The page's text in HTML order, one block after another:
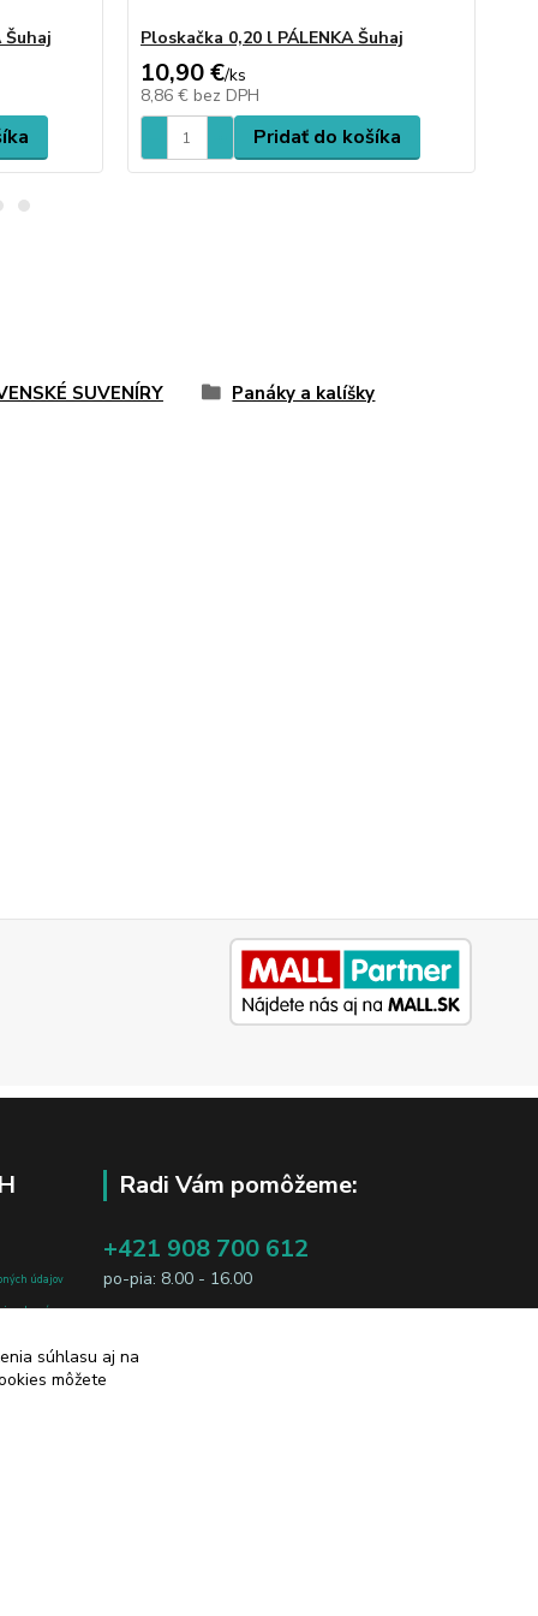
Šuhaj Ploskačka 0,20 l PÁLENKA Šuhaj
10,90 €/ks
8,86 € bez DPH
Pridať do košíka
SUVENÍRY
Panáky a kalíšky
údajov
osobe, sú
Radi Vám pomôžeme:
+421 908 700 612
po-pia: 8.00 - 16.00
súhlasu aj na
môžete